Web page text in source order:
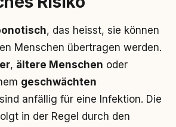
, das heisst, sie können
Menschen übertragen werden.
, ältere Menschen oder
geschwächten
sind anfällig für eine Infektion. Die
in der Regel durch den